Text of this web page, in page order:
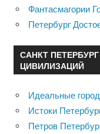
Фантасмагории
Петербург
САНКТ
ЦИВИЛИЗАЦИЙ
Идеальные
Истоки
Петров